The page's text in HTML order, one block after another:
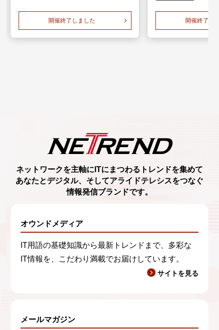
開催終了しました 開催終了し
ネットワークを主軸に ITにまつわるトレンドを集めて
あなたとデジタル、 そしてアライドテレシスをつなぐ
情報発信ブランドです。
オウンドメディア
IT用語の基礎知識から最新トレンドまで、多彩な
IT情報を、こだわり満載でお届けしています。
サイトを見る
メールマガジン